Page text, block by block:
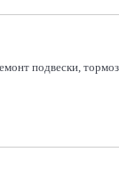
подвески,